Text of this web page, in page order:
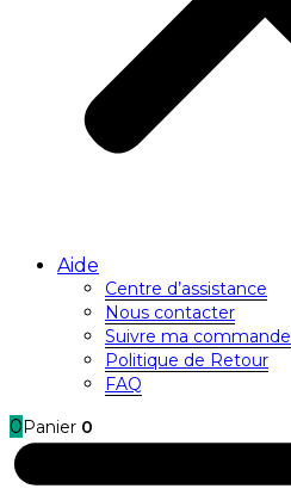
Aide
Centre d’assistance
Nous contacter
Suivre ma commande
Politique de Retour
FAQ
0 Panier 0